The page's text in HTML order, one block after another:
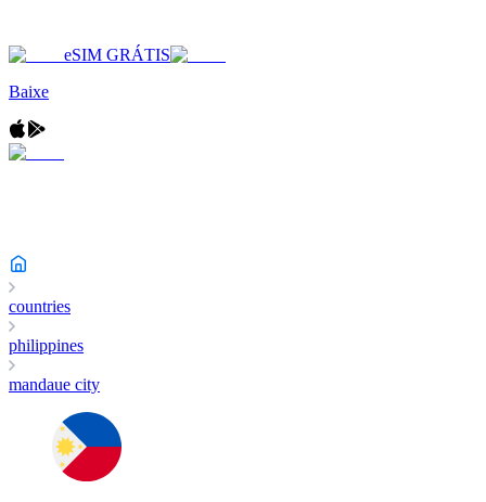
eSIM GRÁTIS
Baixe
countries
philippines
mandaue city